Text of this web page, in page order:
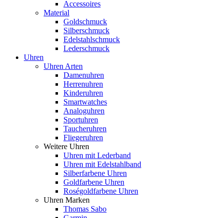
Accessoires
Material
Goldschmuck
Silberschmuck
Edelstahlschmuck
Lederschmuck
Uhren
Uhren Arten
Damenuhren
Herrenuhren
Kinderuhren
Smartwatches
Analoguhren
Sportuhren
Taucheruhren
Fliegeruhren
Weitere Uhren
Uhren mit Lederband
Uhren mit Edelstahlband
Silberfarbene Uhren
Goldfarbene Uhren
Roségoldfarbene Uhren
Uhren Marken
Thomas Sabo